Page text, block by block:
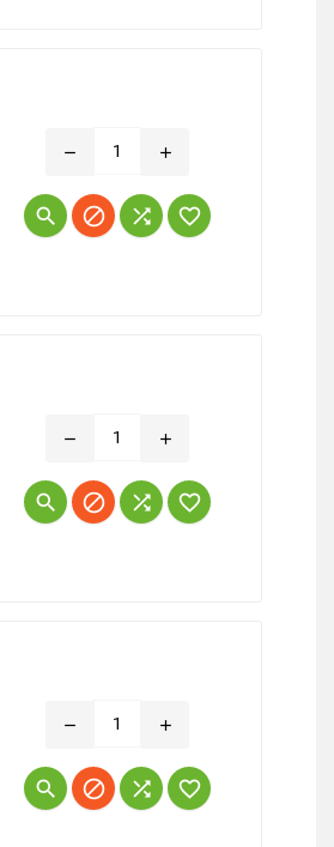
remove add
   
remove add
   
remove add
   